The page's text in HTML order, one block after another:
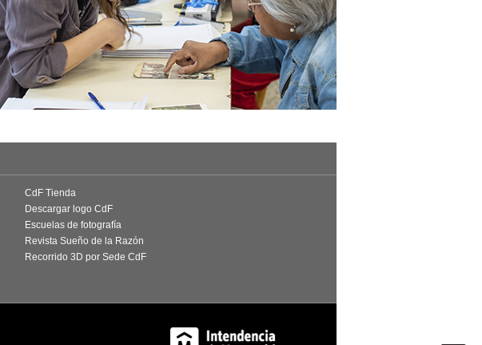
CdF Tienda
Descargar logo CdF
Escuelas de fotografía
Revista Sueño de la Razón
Recorrido 3D por Sede CdF